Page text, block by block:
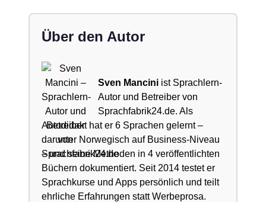
Über den Autor
Sven Mancini ist Sprachlern-
Autor und Betreiber von
Sprachfabrik24.de. Als
Autodidakt hat er 6 Sprachen gelernt –
darunter Norwegisch auf Business-Niveau
– und seine Methoden in 4 veröffentlichten
Büchern dokumentiert. Seit 2014 testet er
Sprachkurse und Apps persönlich und teilt
ehrliche Erfahrungen statt Werbeprosa.